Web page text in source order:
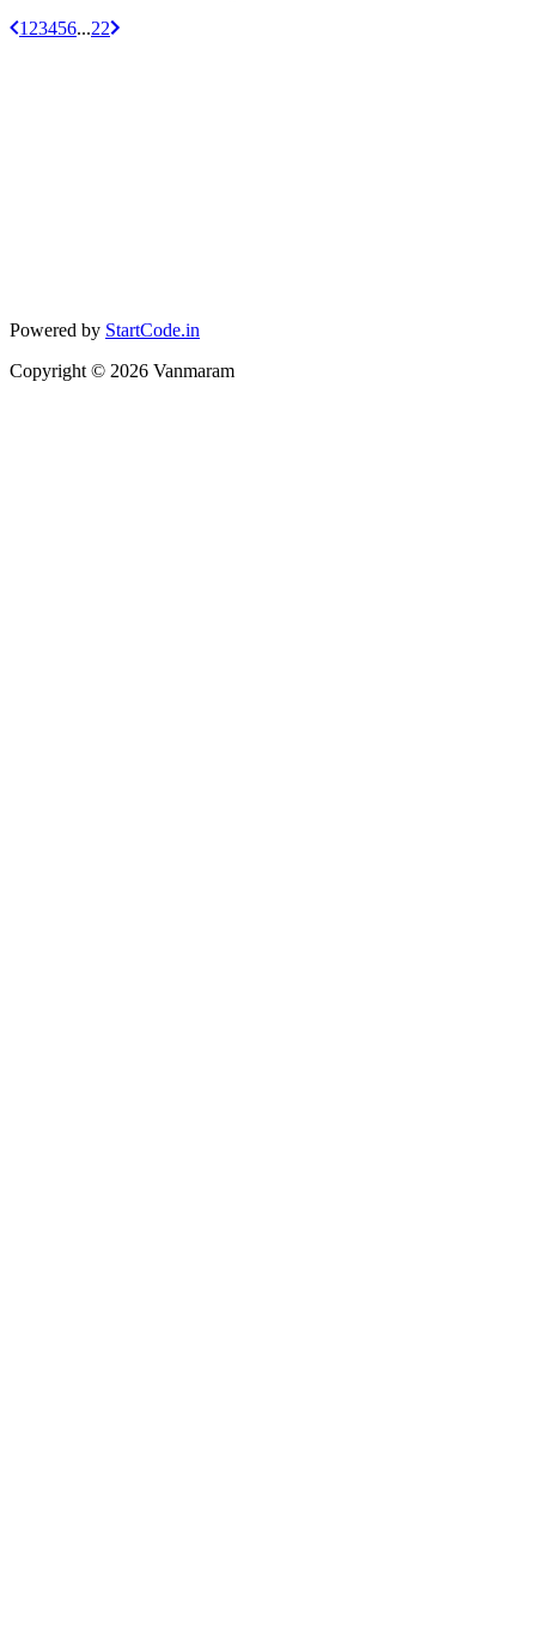
1 23456...22
Powered by StartCode.in
Copyright © 2026 Vanmaram